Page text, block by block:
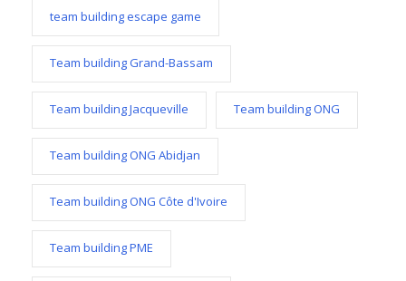
team building escape game
Team building Grand-Bassam
Team building Jacqueville Team building ONG
Team building ONG Abidjan
Team building ONG Côte d'Ivoire
Team building PME